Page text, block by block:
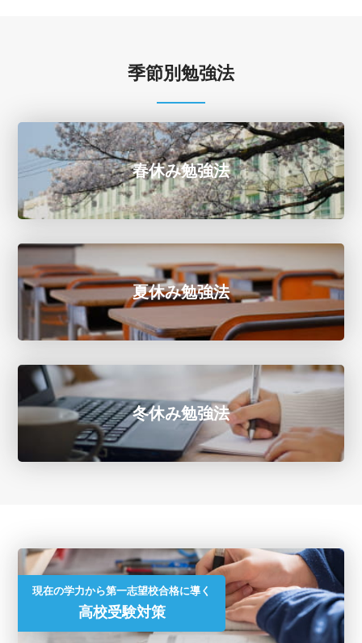
季節別勉強法
春休み勉強法
夏休み勉強法
冬休み勉強法
現在の学力から第一志望校合格に導く
高校受験対策